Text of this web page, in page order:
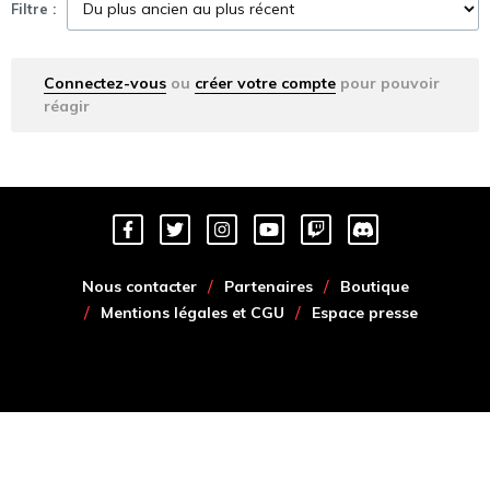
Filtre :
Connectez-vous ou créer votre compte pour pouvoir
réagir
Nous contacter Partenaires
Boutique
Mentions légales et CGU
Espace presse